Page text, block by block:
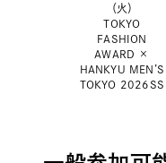
（火）
TOKYO
FASHION
AWARD ×
HANKYU MEN’S
TOKYO 2026SS